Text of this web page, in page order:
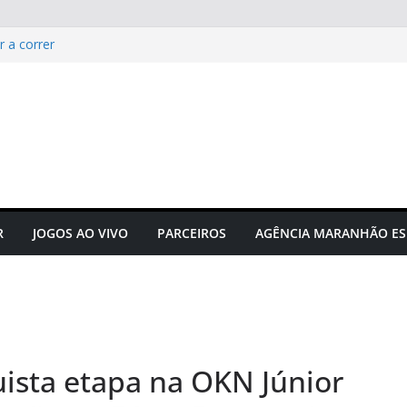
a correr
hormônios e
Sul-americano FIA
acontecerá em outubro em
JOGOS AO VIVO PARCEIROS AGÊNCIA MARANHÃO
etapa na OKN Júnior